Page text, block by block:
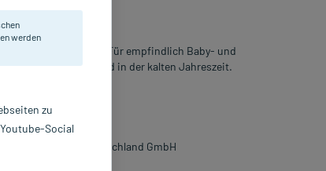
ätherischen Ölen. Für empfindlich Baby- und
pflanzlich. Wohltuend in der kalten Jahreszeit.
Consumer Health Deutschland GmbH
werden
zu
Social